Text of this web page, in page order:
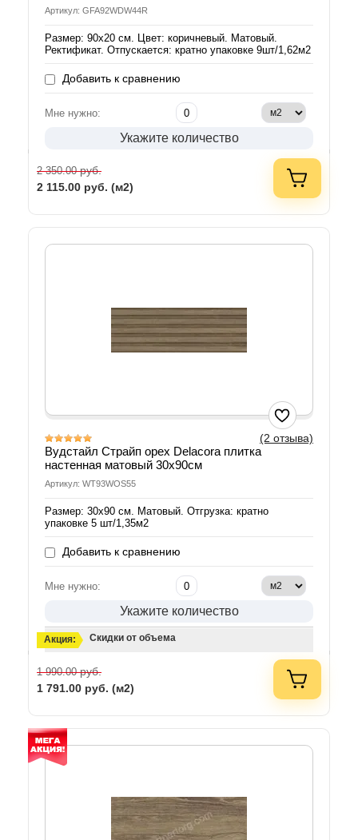
Артикул: GFA92WDW44R
Размер: 90х20 см. Цвет: коричневый. Матовый.
Ректификат. Отпускается: кратно упаковке 9шт/1,62м2
Добавить к сравнению
Мне нужно:
Укажите количество
2 350.00руб.
2 115.00 руб. (м2)
(2 отзыва)
Вудстайл Страйп орех Delacora плитка
настенная матовый 30х90см
Артикул: WT93WOS55
Размер: 30х90 см. Матовый. Отгрузка: кратно
упаковке 5 шт/1,35м2
Добавить к сравнению
Мне нужно:
Укажите количество
Акция: Скидки от объема
1 990.00руб.
1 791.00 руб. (м2)